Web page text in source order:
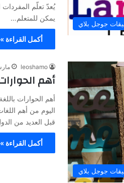
جوجل بلاي
يُعدّ تعلّم المفردات
يمكن للمتعلم…
أكمل القراءة »
جوجل بلاي
leoshamo مارس
أهم
أهم الحوارات
اليوم من أهم
قبل العديد من
أكمل القراءة »